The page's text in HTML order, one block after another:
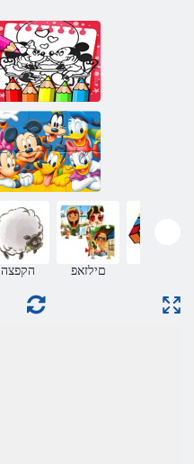
סואמ יקימ לש
העיבצ רפס
סואמ יקימ :לזאפ
הקפצה םילזאפ